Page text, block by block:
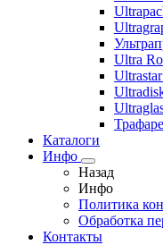
Ultra
Каталоги
Инфо
Назад
Инфо
Политика
Обработка
Контакты